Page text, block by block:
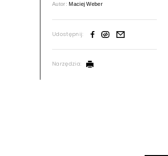
Autor:Maciej Weber
Udostępnij:
Narzędzia: